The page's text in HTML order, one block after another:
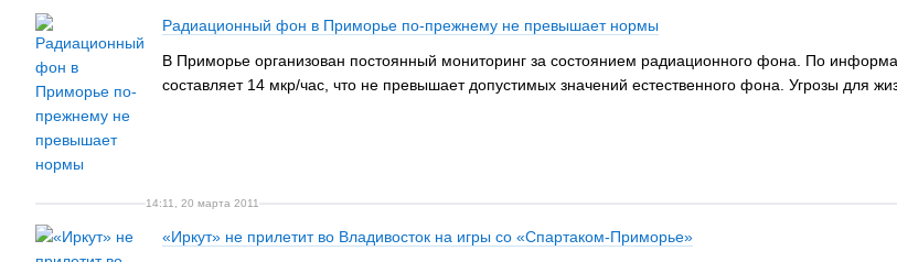
Радиационный фон в Приморье по-прежнему не превышает нормы
В Приморье организован постоянный мониторинг за состоянием радиационного фона. По
составляет 14 мкр/час, что не превышает допустимых значений естественного фона. Угрозы для
14:11, 20 марта 2011
«Иркут» не прилетит во Владивосток на игры со «Спартаком-Приморье»